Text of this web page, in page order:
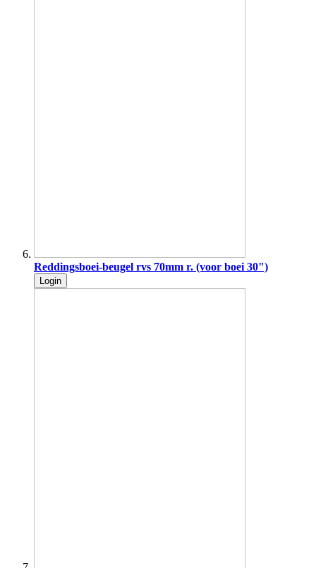
Reddingsboei-beugel rvs 70mm r. (voor boei 30")
Login